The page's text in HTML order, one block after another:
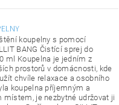
koupelny s pomocí
BANG Čistící sprej do
ml Koupelna je jedním z
prostorů v domácnosti, kde
chvíle relaxace a osobního
koupelna příjemným a
místem, je nezbytné udržovat ji